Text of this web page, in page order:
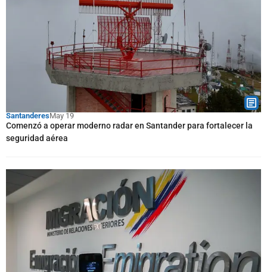
SantanderesMay 19
Comenzó a operar moderno radar en Santander para fortalecer la
seguridad aérea